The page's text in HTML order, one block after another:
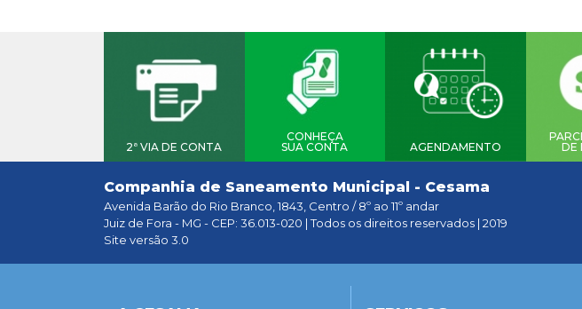
2ª VIA DE CONTA
CONHEÇA
SUA CONTA
AGENDAMENTO
DE
Companhia de Saneamento Municipal - Cesama
Avenida Barão do Rio Branco, 1843, Centro / 8º ao 11º andar
Juiz de Fora - MG - CEP: 36.013-020 | Todos os direitos reservados | 2019
Site versão 3.0